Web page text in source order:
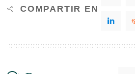
COMPARTIR EN